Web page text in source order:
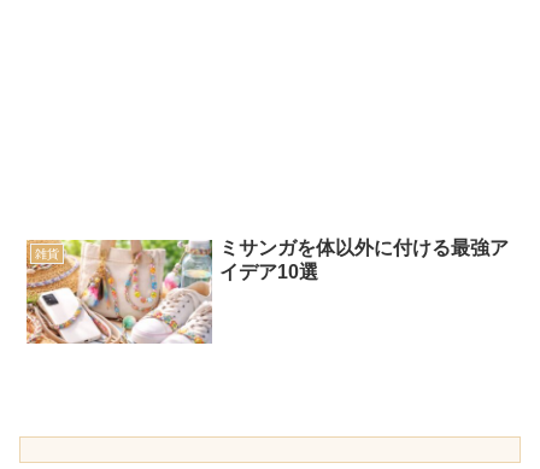
雑貨
ミサンガを体以外に付ける最強ア
イデア10選